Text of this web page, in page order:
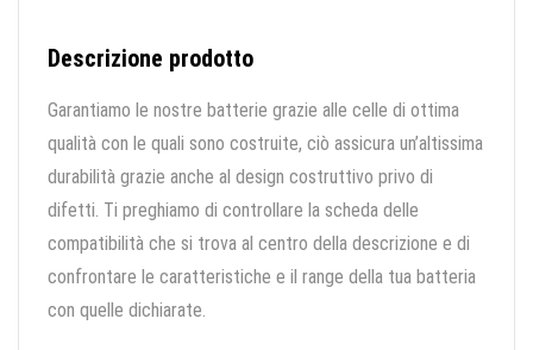
Descrizione prodotto
Garantiamo le nostre batterie grazie alle celle di ottima
qualità con le quali sono costruite, ciò assicura un’altissima
durabilità grazie anche al design costruttivo privo di
difetti. Ti preghiamo di controllare la scheda delle
compatibilità che si trova al centro della descrizione e di
confrontare le caratteristiche e il range della tua batteria
con quelle dichiarate.